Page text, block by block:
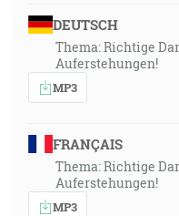
DEUTSCH
Thema: Richtige
Auferstehungen!
MP3
FRANÇAIS
Thema: Richtige
Auferstehungen!
MP3